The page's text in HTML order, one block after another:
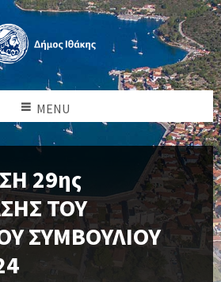
MENU
29ης
ΤΟΥ
ΣΥΜΒΟΥΛΙΟΥ